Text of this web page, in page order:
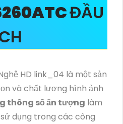
ĐẦU
HD link_04 là một sản
và chất lượng hình ảnh
thông số ấn tượng làm
dụng trong các công